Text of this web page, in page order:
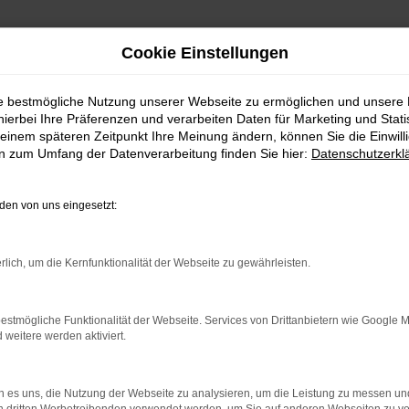
Benz GLC-Klasse Gebrauchtwagen mit Lieferservice nach Berlin
mit Lieferservice
KLASSE
wir Ihnen guten Gewissens einen Mercedes-Benz GLC-
dass Sie ein durch und durch hochwertiges und
für Mercedes-Benz GLC-Klasse Gebrauchtwagen
Reparaturbedarf. Hinzu kommt, dass die Ausstattung
Cookie Einstellungen
bestmögliche Nutzung unserer Webseite zu ermöglichen und unsere
Ihre Präferenzen und verarbeiten Daten für Marketing und
späteren Zeitpunkt Ihre Meinung ändern, können Sie die
zum Umfang der Datenverarbeitung finden Sie hier:
von uns eingesetzt:
um die Kernfunktionalität der Webseite zu gewährleisten.
Funktionalität der Webseite. Services von Drittanbietern wie Google
weitere werden aktiviert.
es uns, die Nutzung der Webseite zu analysieren, um die Leistung zu messen